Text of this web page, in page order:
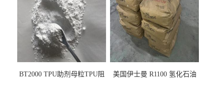
BT2000 TPU助剂母粒TPU阻
美国伊士曼 R1100 氢化石油